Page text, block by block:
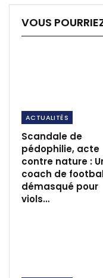
VOUS
ACTUALITÉS
Scandale de
pédophilie, acte
contre nature :
coach de
démasqué pour
viols…